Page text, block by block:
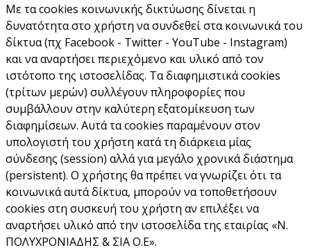
Με τα cookies κοινωνικής δικτύωσης δίνεται η
δυνατότητα στο χρήστη να συνδεθεί στα κοινωνικά του
δίκτυα (πχ Facebook - Twitter - YouTube - Instagram)
και να αναρτήσει περιεχόμενο και υλικό από τον
ιστότοπο της ιστοσελίδας. Τα διαφημιστικά cookies
(τρίτων μερών) συλλέγουν πληροφορίες που
συμβάλλουν στην καλύτερη εξατομίκευση των
διαφημίσεων. Αυτά τα cookies παραμένουν στον
υπολογιστή του χρήστη κατά τη διάρκεια μίας
σύνδεσης (session) αλλά για μεγάλο χρονικά διάστημα
(persistent). Ο χρήστης θα πρέπει να γνωρίζει ότι τα
κοινωνικά αυτά δίκτυα, μπορούν να τοποθετήσουν
cookies στη συσκευή του χρήστη αν επιλέξει να
αναρτήσει υλικό από την ιστοσελίδα της εταιρίας «Ν.
ΠΟΛΥΧΡΟΝΙΑΔΗΣ & ΣΙΑ Ο.Ε».